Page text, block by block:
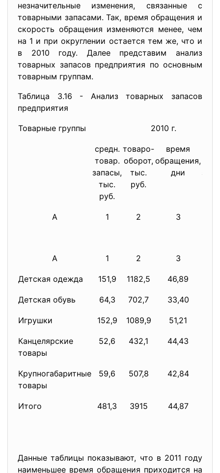
незначительные изменения, связанные с
товарными запасами. Так, время обращения и
скорость обращения изменяются менее, чем
на 1 и при округлении остается тем же, что и
в 2010 году. Далее представим анализ
товарных запасов предприятия по основным
товарным группам.
Таблица 3.16 - Анализ товарных запасов
предприятия
Товарные группы 2010 г.
средн.
товар.
запасы,
тыс.
руб.
товаро-
оборот,
тыс.
руб.
время
обращения,
дни
А 1 2 3
А 1 2 3
Детская одежда 151,9 1182,5 46,89
Детская обувь 64,3 702,7 33,40
Игрушки 152,9 1089,9 51,21
Канцелярские
товары
52,6 432,1 44,43
Крупногабаритные
товары
59,6 507,8 42,84
Итого 481,3 3915 44,87
Данные таблицы показывают, что в 2011 году
наименьшее время обращения приходится на